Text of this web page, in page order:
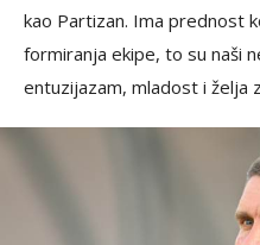
kao Partizan. Ima prednost
formiranja ekipe, to su naši
entuzijazam, mladost i želja